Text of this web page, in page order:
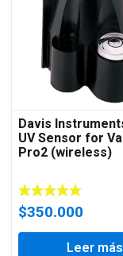
Davis
UV Sensor for
Pro2 (wireless)
$350.000
Leer más